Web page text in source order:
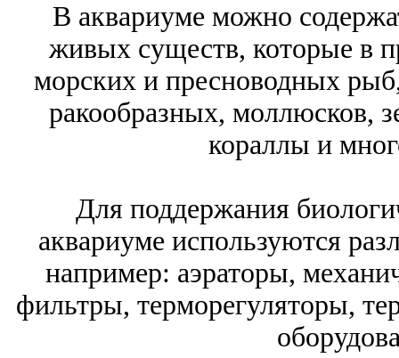
В аквариуме можно
живых существ, которые в
морских и пресноводных
ракообразных, моллюсков,
кораллы и
Для поддержания
аквариуме используются
например: аэраторы,
фильтры, терморегуляторы,